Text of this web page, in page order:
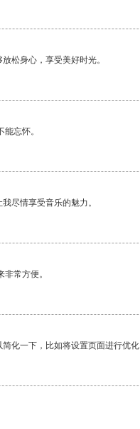
松身心，享受美好时光。
忘怀。
尽情享受音乐的魅力。
常方便。
化一下，比如将设置页面进行优